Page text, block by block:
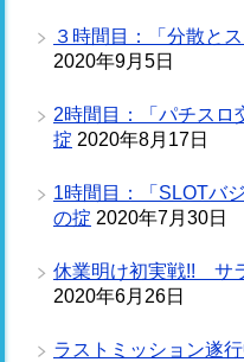
３時間目：「分散と
2020年9月5日
2時間目：「パチスロ
掟 2020年8月17日
1時間目：「SLOTバ
の掟 2020年7月30日
休業明け初実戦!! サ
2020年6月26日
ラストミッション遂